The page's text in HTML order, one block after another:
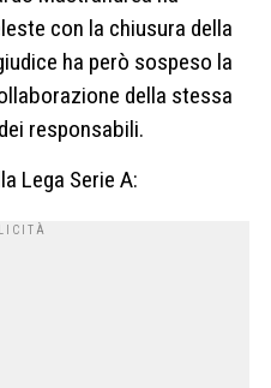
con la chiusura della
ha però sospeso la
della stessa
responsabili.
Lega Serie A: